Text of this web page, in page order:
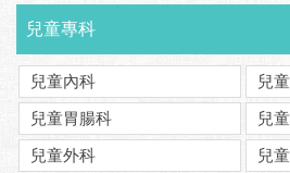
兒童專科
兒童內科
兒
兒童胃腸科
兒
兒童外科
兒